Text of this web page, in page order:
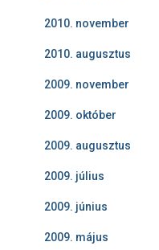
2010. november
2010. augusztus
2009. november
2009. október
2009. augusztus
2009. július
2009. június
2009. május